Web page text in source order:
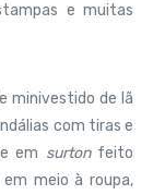
e muitas
minivestido de lã
com tiras e
em surtonfeito
meio à roupa,